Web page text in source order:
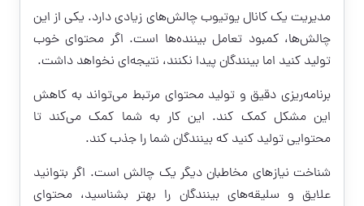
مدیریت یک کانال یوتیوب چالش‌های زیادی دارد. یکی از این
چالش‌ها، کمبود تعامل بیننده‌ها است. اگر محتوای خوب
تولید کنید اما بینندگان پیدا نکنند، نتیجه‌ای نخواهد داشت.
برنامه‌ریزی دقیق و تولید محتوای مرتبط می‌تواند به کاهش
این مشکل کمک کند. این کار به شما کمک می‌کند تا
محتوایی تولید کنید که بینندگان شما را جذب کند.
شناخت نیازهای مخاطبان دیگر یک چالش است. اگر بتوانید
علایق و سلیقه‌های بینندگان را بهتر بشناسید، محتوای